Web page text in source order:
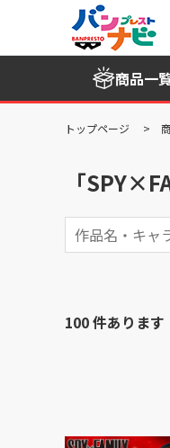
商品一
トップページ
「
100 件あります